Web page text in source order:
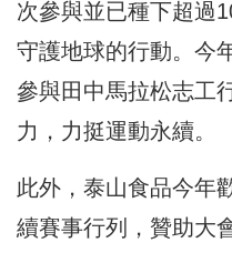
次參與並已種下超過
守護地球的行動。今
參與田中馬拉松志工
力，力挺運動永續。
此外，泰山食品今年
續賽事行列，贊助大